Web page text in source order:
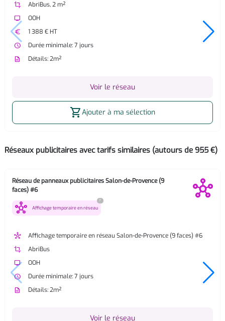
crop
AbriBus, 2 m²
tv
OOH
euro
1 388 € HT
watch_later
Durée minimale: 7 jours
description
Détails: 2m²
Voir le réseau
shopping_cartAjouter à ma sélection
Réseaux publicitaires avec tarifs similaires (autours de 955 €)
Réseau de panneaux publicitaires Salon-de-Provence (9
faces) #6
hub Affichage temporaire en réseau
?
hub
Affichage temporaire en réseau Salon-de-Provence (9 faces) #6
crop
AbriBus
tv
OOH
watch_later
Durée minimale: 7 jours
description
Détails: 2m²
Voir le réseau